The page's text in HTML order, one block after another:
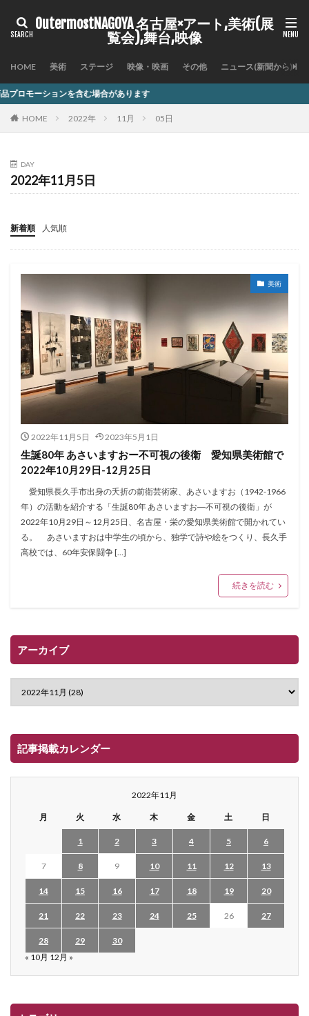
OutermostNAGOYA 名古屋×アート,美術(展
覧会),舞台,映像
HOME 美術 ステージ 映像・映画 その他 ニュース(新聞から)
場合があります
HOME 2022年 11月 05日
DAY
2022年11月5日
新着順 人気順
美術
2022年11月5日 2023年5月1日
生誕80年 あさいますおー不可視の後衛 愛知県美術館で
2022年10月29日-12月25日
愛知県長久手市出身の夭折の前衛芸術家、あさいますお（1942-1966
年）の活動を紹介する「生誕80年 あさいますお―不可視の後衛」が
2022年10月29日～12月25日、名古屋・栄の愛知県美術館で開かれてい
る。 あさいますおは中学生の頃から、独学で詩や絵をつくり、長久手
高校では、60年安保闘争 […]
続きを読む
アーカイブ
記事掲載カレンダー
2022年11月
月 火 水 木 金 土 日
1 2 3 4 5 6
7 8 9 10 11 12 13
14 15 16 17 18 19 20
21 22 23 24 25 26 27
28 29
30
« 10月 12月 »